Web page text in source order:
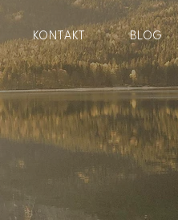
KONTAKT BLOG